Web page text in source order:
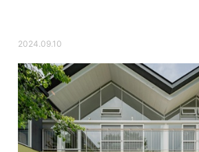
2024.09.10